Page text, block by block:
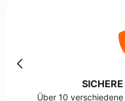
Über 10